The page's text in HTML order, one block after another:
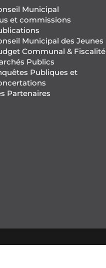
Municipal
et commissions
Municipal des Jeunes
Communal & Fiscalité
Publics
Publiques et
Partenaires